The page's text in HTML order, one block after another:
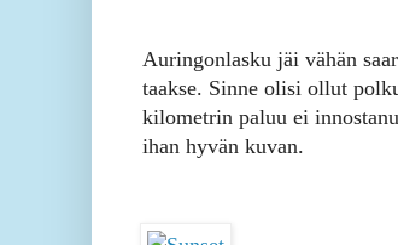
Auringonlasku jäi vähän
taakse. Sinne olisi ollut
kilometrin paluu ei
ihan hyvän kuvan.